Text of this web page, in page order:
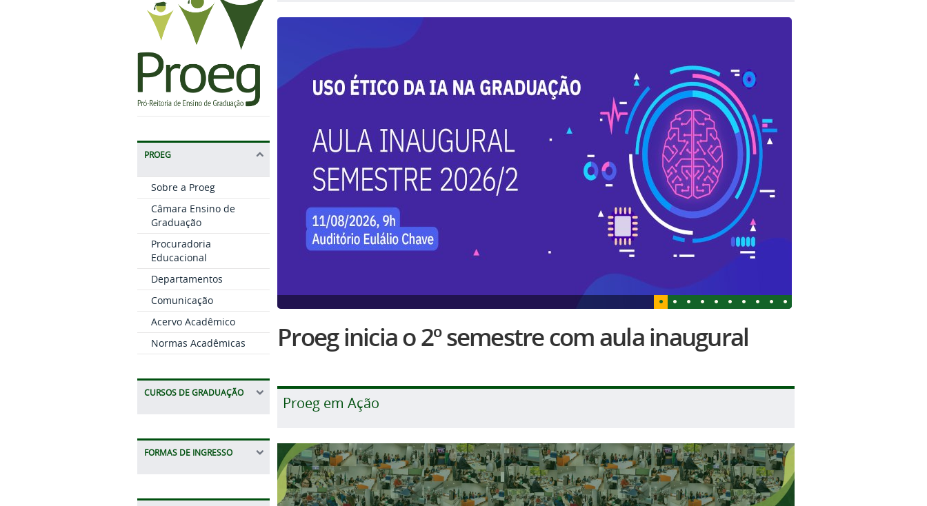
PROEG
Sobre a Proeg
Câmara Ensino de
Graduação
Procuradoria
Educacional
Departamentos
Comunicação
Acervo Acadêmico
Normas Acadêmicas
CURSOS DE GRADUAÇÃO
FORMAS DE INGRESSO
Proeg inicia o 2º semestre com aula inaugural
Proeg em Ação